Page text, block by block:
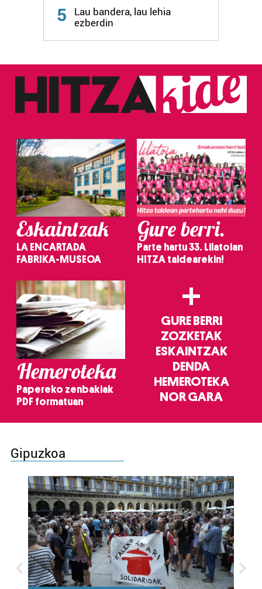
5
Lau bandera, lau lehia
ezberdin
Eskaintzak
LA ENCARTADA
FABRIKA-MUSEOA
Gure berri.
Parte hartu 33. Lilatoian
HITZA taldearekin!
Hemeroteka
Papereko zenbakiak
PDF formatuan
+
GURE BERRI
ZOZKETAK
ESKAINTZAK
DENDA
HEMEROTEKA
NOR GARA
Gipuzkoa